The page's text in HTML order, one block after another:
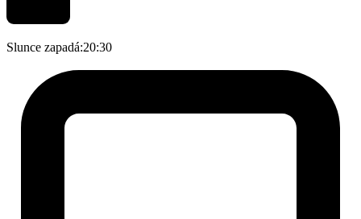
Slunce zapadá:20:30